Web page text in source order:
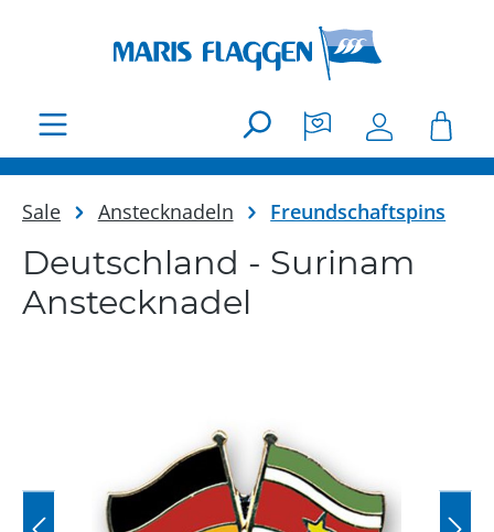
Sale Anstecknadeln Freundschaftspins
Deutschland - Surinam
Anstecknadel